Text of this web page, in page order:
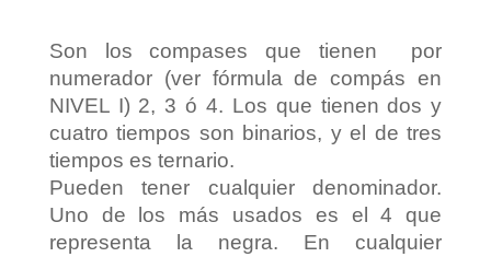
Son los compases que tienen por
numerador (ver fórmula de compás en
NIVEL I) 2, 3 ó 4. Los que tienen dos y
cuatro tiempos son binarios, y el de tres
tiempos es ternario.
Pueden tener cualquier denominador.
Uno de los más usados es el 4 que
representa la negra. En cualquier